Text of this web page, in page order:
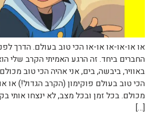
או או-או-או או-או הכי טוב בעולם. הדרך
החברים ביחד. זה הרגע האמיתי הקרב שלי
באוויר, ביבשה, בים, אני אהיה הכי טוב
הכי טוב בעולם פוקימון (הקרב הגדול!) או
מכולם. בכל זמן ובכל מצב, לא ינצחו אותי
[…]